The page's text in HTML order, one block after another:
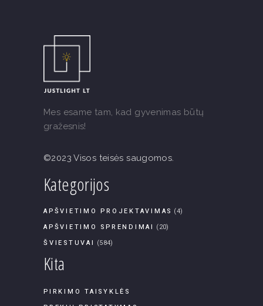
Mes esame tam, kad gyvenimas būtų
gražesnis!
©2023 Visos teisės saugomos.
Kategorijos
APŠVIETIMO PROJEKTAVIMAS (4)
APŠVIETIMO SPRENDIMAI (20)
ŠVIESTUVAI (584)
Kita
PIRKIMO TAISYKLĖS